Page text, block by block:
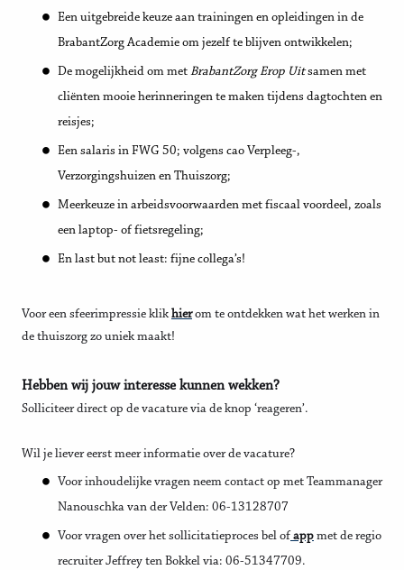
Een uitgebreide keuze aan trainingen en opleidingen in de
BrabantZorg Academie om jezelf te blijven ontwikkelen;
De mogelijkheid om met BrabantZorg Erop Uitsamen met
cliënten mooie herinneringen te maken tijdens dagtochten en
reisjes;
Een salaris in FWG 50; volgens cao Verpleeg-,
Verzorgingshuizen en Thuiszorg;
Meerkeuze in arbeidsvoorwaarden met fiscaal voordeel, zoals
een laptop- of fietsregeling;
En last but not least: fijne collega’s!
Voor een sfeerimpressie klikhierom te ontdekken wat het werken in
de thuiszorg zo uniek maakt!
Hebben wij jouw interesse kunnen wekken?
Solliciteer direct op de vacature via de knop ‘reageren’.
Wil je liever eerst meer informatie over de vacature?
Voor inhoudelijke vragen neem contact op met Teammanager
Nanouschka van der Velden: 06-13128707
Voor vragen over het sollicitatieproces bel of app met de regio
recruiter Jeffrey ten Bokkel via: 06-51347709.